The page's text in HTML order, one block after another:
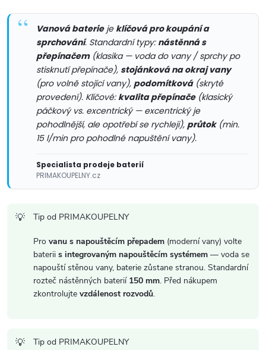
r
i
s
í
Vanová baterieje klíčová pro koupání a
sprchování. Standardní typy: nástěnná s
přepínačem(klasika — voda do vany / sprchy po
stisknutí přepínače), stojánková na okraj vany
(pro volně stojící vany), podomítková(skryté
provedení). Klíčové: kvalita přepínače(klasický
páčkový vs. excentrický — excentrický je
pohodlnější, ale opotřebí se rychleji), průtok(min.
15 l/min pro pohodlné napuštění vany).
Specialista prodeje baterií
PRIMAKOUPELNY.cz
Tip od PRIMAKOUPELNY
Pro vanu s napouštěcím přepadem (moderní vany) volte
baterii s integrovaným napouštěcím systémem — voda se
napouští stěnou vany, baterie zůstane stranou. Standardní
rozteč nástěnných baterií 150 mm. Před nákupem
zkontrolujte vzdálenost rozvodů.
Tip od PRIMAKOUPELNY